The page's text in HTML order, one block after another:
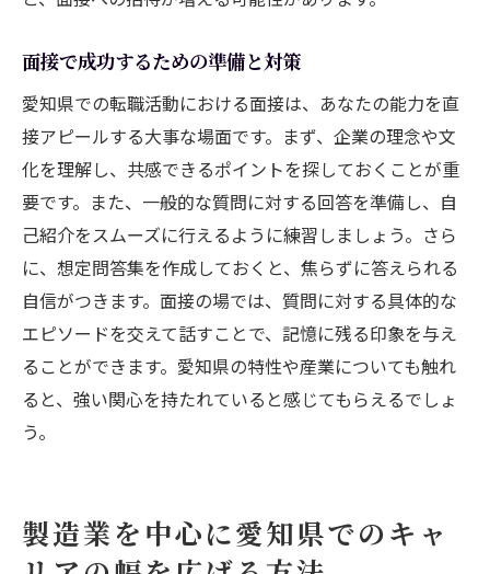
愛知県でのキャリアアップの機会を探る
ネットワークを活かした信頼関係の構築
継続的なスキル開発の重要性
メンターを探す方法とその効果
愛知県での職業人団体への参加
面接で成功するための準備と対策
愛知県での転職活動における面接は、あなたの能力を直
接アピールする大事な場面です。まず、企業の理念や文
化を理解し、共感できるポイントを探しておくことが重
要です。また、一般的な質問に対する回答を準備し、自
己紹介をスムーズに行えるように練習しましょう。さら
に、想定問答集を作成しておくと、焦らずに答えられる
自信がつきます。面接の場では、質問に対する具体的な
エピソードを交えて話すことで、記憶に残る印象を与え
ることができます。愛知県の特性や産業についても触れ
ると、強い関心を持たれていると感じてもらえるでしょ
う。
製造業を中心に愛知県でのキャ